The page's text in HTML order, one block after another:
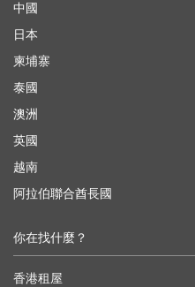
中國
日本
柬埔寨
泰國
澳洲
英國
越南
阿拉伯聯合酋長國
你在找什麼？
香港租屋